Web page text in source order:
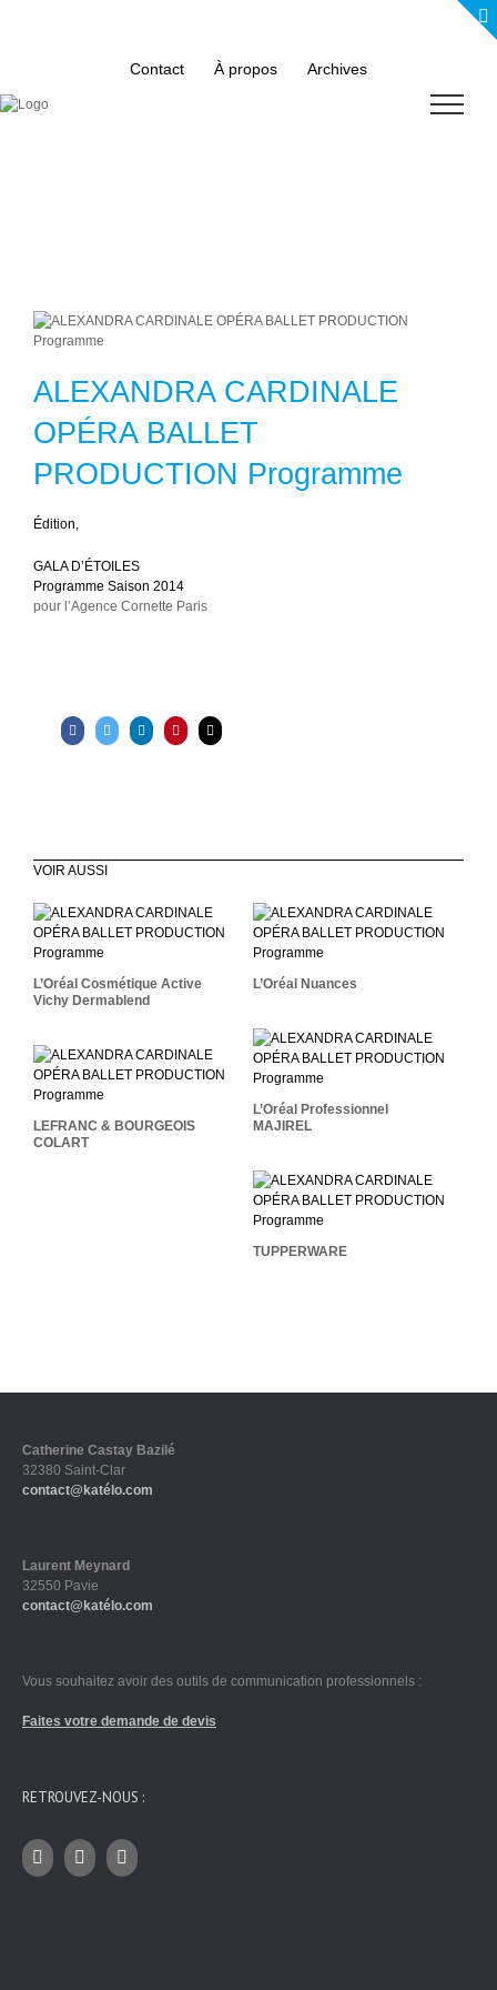
Contact À propos Archives
ALEXANDRA CARDINALE
OPÉRA BALLET
PRODUCTION Programme
Édition,
GALA D’ÉTOILES
Programme Saison 2014
pour l’Agence Cornette Paris
VOIR AUSSI
L’Oréal Cosmétique
Active Vichy Dermablend
L’Oréal Cosmétique Active
Vichy Dermablend
L’Oréal Nuances
L’Oréal Nuances
L’Oréal Professionnel
L’Oréal Professionnel
MAJIREL
LEFRANC & BOURGEOIS
LEFRANC & BOURGEOIS
COLART
TUPPERWARE
TUPPERWARE
Catherine Castay Bazilé
32380 Saint-Clar
contact@katélo.com
Laurent Meynard
32550 Pavie
contact@katélo.com
Vous souhaitez avoir des outils de communication professionnels :
Faites votre demande de devis
RETROUVEZ-NOUS :